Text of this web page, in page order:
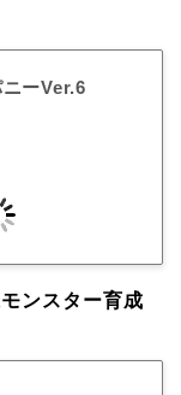
ーVer.6
ンスター育成